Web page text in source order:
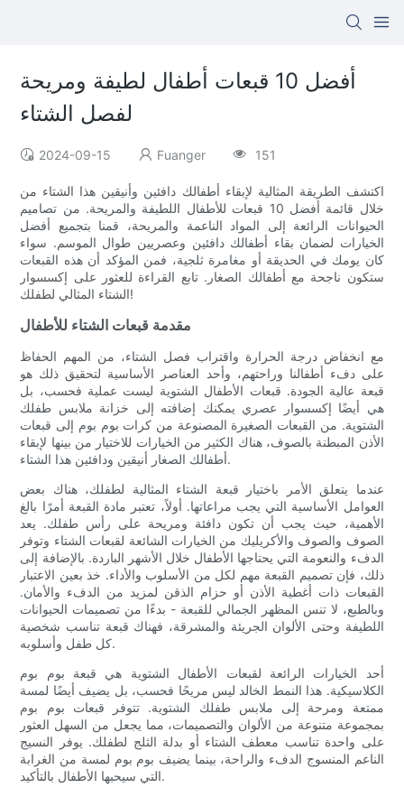
أفضل 10 قبعات أطفال لطيفة ومريحة
لفصل الشتاء
2024-09-15 Fuanger 151
اكتشف الطريقة المثالية لإبقاء أطفالك دافئين وأنيقين هذا الشتاء من
خلال قائمة أفضل 10 قبعات للأطفال اللطيفة والمريحة. من تصاميم
الحيوانات الرائعة إلى المواد الناعمة والمريحة، قمنا بتجميع أفضل
الخيارات لضمان بقاء أطفالك دافئين وعصريين طوال الموسم. سواء
كان يومك في الحديقة أو مغامرة ثلجية، فمن المؤكد أن هذه القبعات
ستكون ناجحة مع أطفالك الصغار. تابع القراءة للعثور على إكسسوار
الشتاء المثالي لطفلك!
مقدمة قبعات الشتاء للأطفال
مع انخفاض درجة الحرارة واقتراب فصل الشتاء، من المهم الحفاظ
على دفء أطفالنا وراحتهم، وأحد العناصر الأساسية لتحقيق ذلك هو
قبعة عالية الجودة. قبعات الأطفال الشتوية ليست عملية فحسب، بل
هي أيضًا إكسسوار عصري يمكنك إضافته إلى خزانة ملابس طفلك
الشتوية. من القبعات الصغيرة المصنوعة من كرات بوم بوم إلى قبعات
الأذن المبطنة بالصوف، هناك الكثير من الخيارات للاختيار من بينها لإبقاء
أطفالك الصغار أنيقين ودافئين هذا الشتاء.
عندما يتعلق الأمر باختيار قبعة الشتاء المثالية لطفلك، هناك بعض
العوامل الأساسية التي يجب مراعاتها. أولاً، تعتبر مادة القبعة أمرًا بالغ
الأهمية، حيث يجب أن تكون دافئة ومريحة على رأس طفلك. يعد
الصوف والصوف والأكريليك من الخيارات الشائعة لقبعات الشتاء وتوفر
الدفء والنعومة التي يحتاجها الأطفال خلال الأشهر الباردة. بالإضافة إلى
ذلك، فإن تصميم القبعة مهم لكل من الأسلوب والأداء. خذ بعين الاعتبار
القبعات ذات أغطية الأذن أو حزام الذقن لمزيد من الدفء والأمان.
وبالطبع، لا تنس المظهر الجمالي للقبعة - بدءًا من تصميمات الحيوانات
اللطيفة وحتى الألوان الجريئة والمشرقة، فهناك قبعة تناسب شخصية
كل طفل وأسلوبه.
أحد الخيارات الرائعة لقبعات الأطفال الشتوية هي قبعة بوم بوم
الكلاسيكية. هذا النمط الخالد ليس مريحًا فحسب، بل يضيف أيضًا لمسة
ممتعة ومرحة إلى ملابس طفلك الشتوية. تتوفر قبعات بوم بوم
بمجموعة متنوعة من الألوان والتصميمات، مما يجعل من السهل العثور
على واحدة تناسب معطف الشتاء أو بدلة الثلج لطفلك. يوفر النسيج
الناعم المنسوج الدفء والراحة، بينما يضيف بوم بوم لمسة من الغرابة
التي سيحبها الأطفال بالتأكيد.